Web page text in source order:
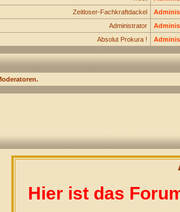
Zeitloser-Fachkraftdackel
Administrator
Absolut Prokura !
Hier ist das